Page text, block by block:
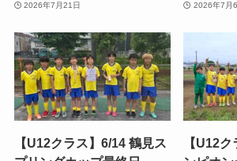
2026年7月21日 2026年7月
【U12クラス】6/14 鶴見ス
【U12